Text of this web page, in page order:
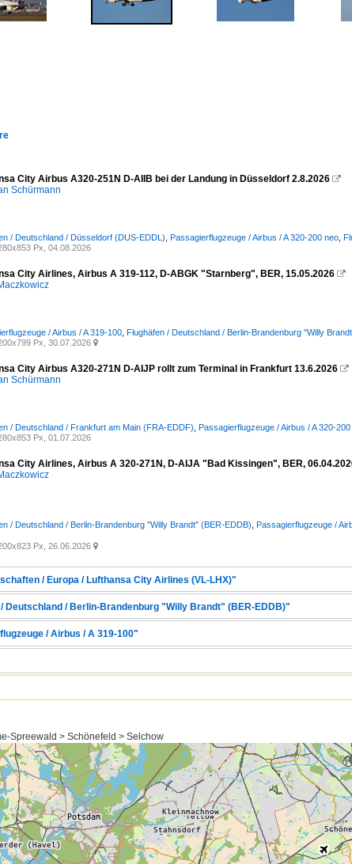
City Airbus A320-251N D-AIIB bei der Landung in Düsseldorf 2.8.2026 
Schürmann
/ Deutschland / Düsseldorf (DUS-EDDL) Passagierflugzeuge / Airbus / A 320-200 neo
Px, 04.08.2026
City Airlines, Airbus A 319-112, D-ABGK "Starnberg", BER, 15.05.2026 
/ Airbus / A 319-100 Flughäfen / Deutschland / Berlin-Brandenburg "Willy
Px, 30.07.2026 
City Airbus A320-271N D-AIJP rollt zum Terminal in Frankfurt 13.6.2026 
Schürmann
/ Deutschland / Frankfurt am Main (FRA-EDDF) Passagierflugzeuge / Airbus / A 320-
Px, 01.07.2026
City Airlines, Airbus A 320-271N, D-AIJA "Bad Kissingen", BER,
/ Deutschland / Berlin-Brandenburg "Willy Brandt" (BER-EDDB) Passagierflugzeuge /
Px, 26.06.2026 
/ Europa / Lufthansa City Airlines (VL-LHX)"
Deutschland / Berlin-Brandenburg "Willy Brandt" (BER-EDDB)"
/ Airbus / A 319-100"
Spreewald > Schönefeld > Selchow